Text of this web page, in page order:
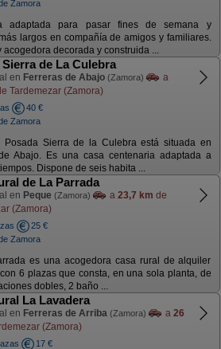
Zamora
adaptada para pasar fines de semana y
largos en compañía de amigos y familiares.
acogedora decorada y construida ...
Sierra de La Culebra
en Ferreras de Abajo (Zamora)
a
Tardemezar (Zamora)
40 €
Zamora
Posada Sierra de la Culebra está situada en
Abajo. Es una casa centenaria adaptada a
Dispone de seis habita ...
de La Parrada
en Peque (Zamora) a 23,7 km de
(Zamora)
25 €
Zamora
es una acogedora casa rural de alquiler
6 plazas que consta, en una sola planta, de
dobles, 2 baño ...
La Lavadera
en Ferreras de Arriba (Zamora) a 26
(Zamora)
17 €